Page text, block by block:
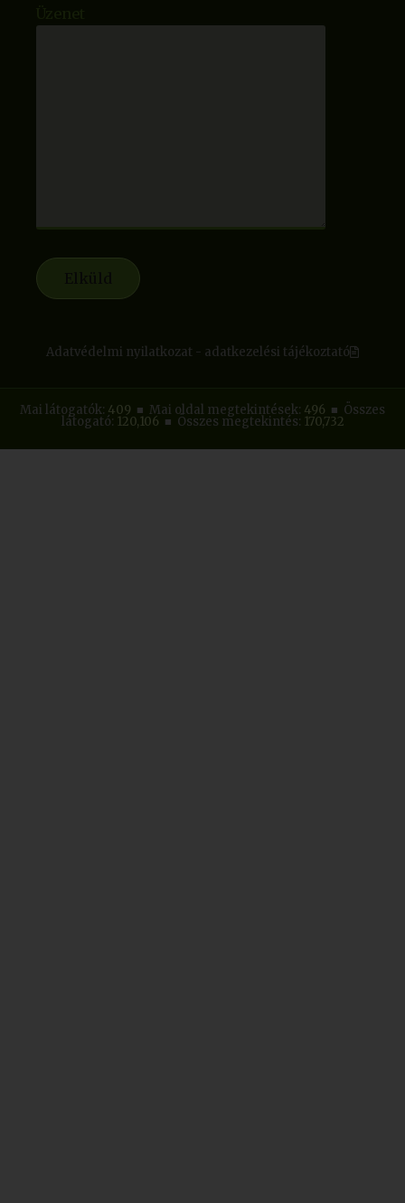
Adatvédelmi nyilatkozat - adatkezelési tájékoztató
Mai látogatók: 409 ■ Mai oldal megtekintések: 496 ■ Összes
látogató: 120,106 ■ Összes megtekintés: 170,732